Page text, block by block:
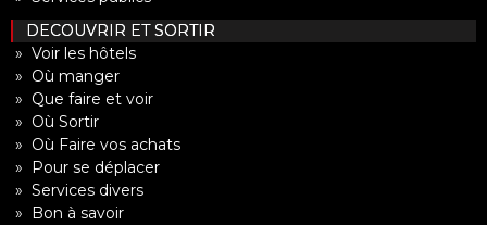
DECOUVRIR ET SORTIR
» Voir les hôtels
» Où manger
» Que faire et voir
» Où Sortir
» Où Faire vos achats
» Pour se déplacer
» Services divers
» Bon à savoir